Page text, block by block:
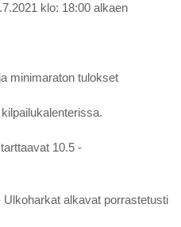
klo: 18:00 alkaen
minimaraton tulokset
10.5 -
alkavat porrastetusti